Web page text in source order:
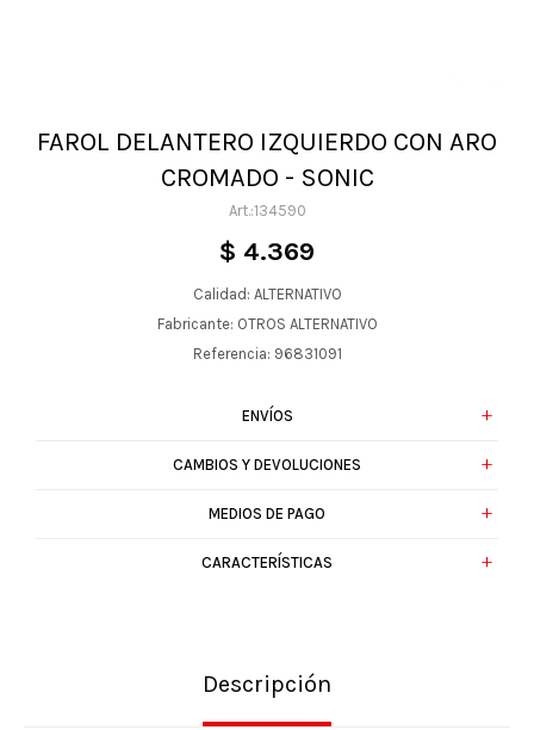
FAROL DELANTERO IZQUIERDO CON ARO
CROMADO - SONIC
134590
$ 4.369
Calidad: ALTERNATIVO
Fabricante: OTROS ALTERNATIVO
Referencia: 96831091
ENVÍOS
CAMBIOS Y DEVOLUCIONES
MEDIOS DE PAGO
CARACTERÍSTICAS
Descripción